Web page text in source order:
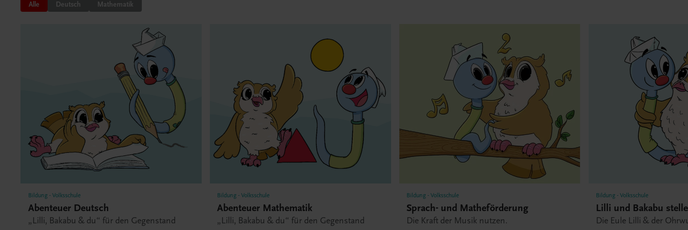
Alle Deutsch Mathematik
Bildung - Volksschule
Abenteuer Deutsch
„Lilli, Bakabu & du“ für den Gegenstand
Bildung - Volksschule
Abenteuer Mathematik
„Lilli, Bakabu & du“ für den Gegenstand
Bildung - Volksschule
Sprach- und Matheförderung
Die Kraft der Musik nutzen.
Bildung - Volksschule
Lilli und Bakabu
Die Eule Lilli & der